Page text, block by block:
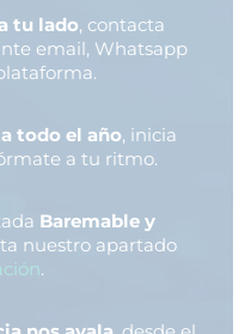
tu lado, contacta
email, Whatsapp
todo el año, inicia
a tu ritmo.
Baremable y
nuestro apartado
.